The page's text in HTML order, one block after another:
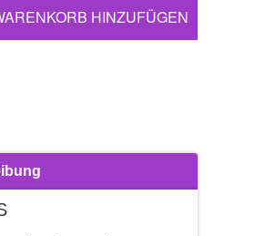
HINZUFÜGEN